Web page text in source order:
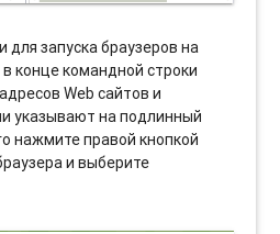
для запуска браузеров на
конце командной строки
Web сайтов и
указывают на подлинный
нажмите правой кнопкой
и выберите